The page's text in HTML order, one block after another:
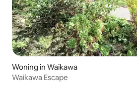
Woning in Waikawa
Waikawa Escape